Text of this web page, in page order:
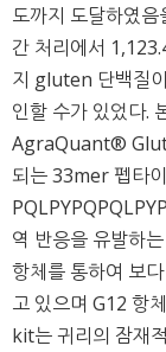
도까지 도달하였
간 처리에서
지 gluten 단백질
인할 수가 있었다.
AgraQuant®
되는 33mer 펩타
역 반응을 유발하
항체를 통하여 보
고 있으며 G12 항
kit는 귀리의 잠재